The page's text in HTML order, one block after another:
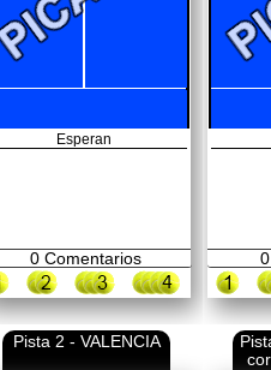
Esperan
0Comentarios 0
Pista 2 - VALENCIA